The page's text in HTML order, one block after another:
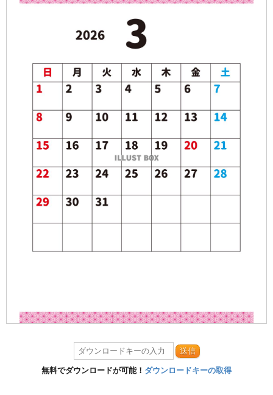
送信
無料でダウンロードが可能！ ダウンロードキーの取得